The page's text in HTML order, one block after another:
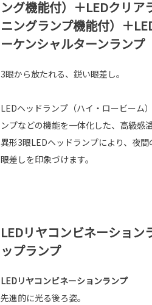
ング機能付）＋LEDクリア
ニングランプ機能付）＋
ーケンシャルターンランプ
3眼から放たれる、鋭い眼差し。
LEDヘッドランプ（ハイ・ロービーム
ンプなどの機能を一体化した、高級感
異形3眼LEDヘッドランプにより、夜
眼差しを印象づけます。
LEDリヤコンビネーション
ップランプ
LEDリヤコンビネーションランプ
先進的に光る後ろ姿。